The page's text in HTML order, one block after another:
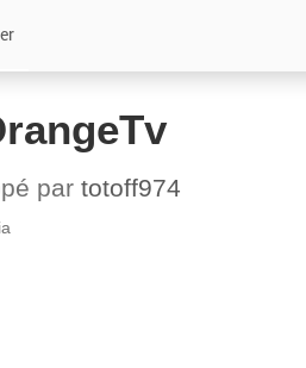
par totoff974